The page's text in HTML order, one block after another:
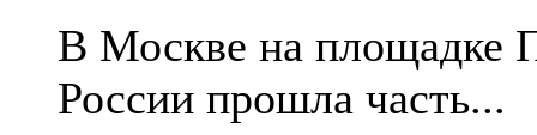
В Москве на площадке
России прошла часть...